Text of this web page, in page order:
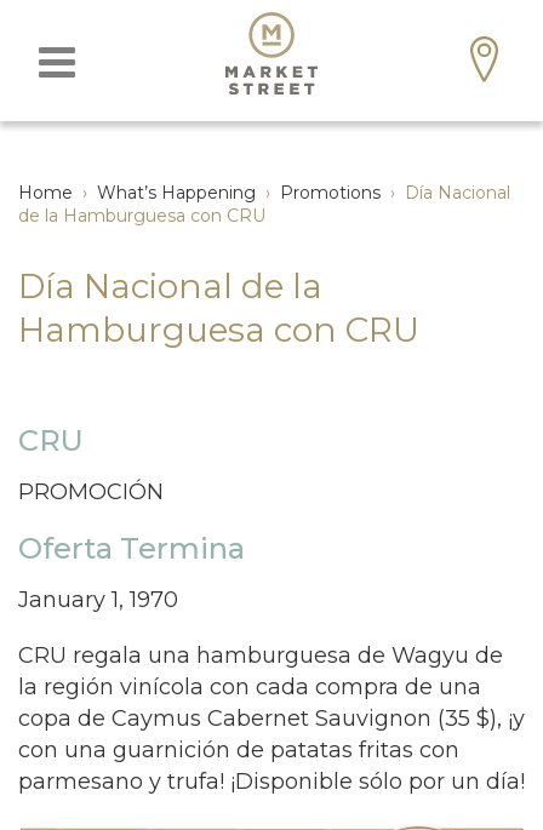
Home › What’s Happening › Promotions › Día Nacional
de la Hamburguesa con CRU
Día Nacional de la
Hamburguesa con CRU
CRU
PROMOCIÓN
Oferta Termina
January 1, 1970
CRU regala una hamburguesa de Wagyu de
la región vinícola con cada compra de una
copa de Caymus Cabernet Sauvignon (35 $), ¡y
con una guarnición de patatas fritas con
parmesano y trufa! ¡Disponible sólo por un día!